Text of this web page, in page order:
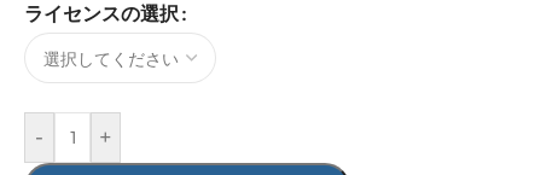
ライセンスの選択
- +